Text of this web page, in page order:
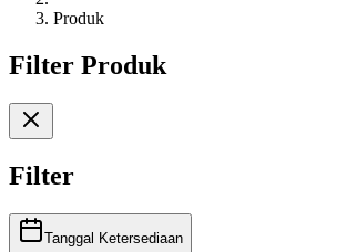
Produk
Filter Produk
Filter
Tanggal Ketersediaan